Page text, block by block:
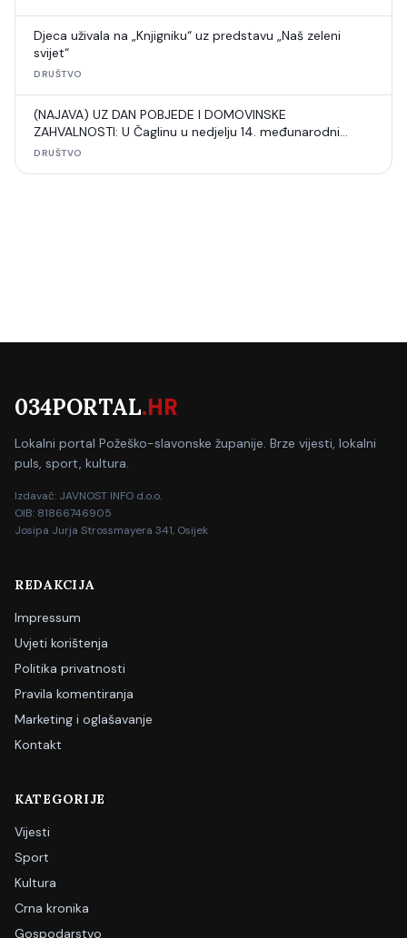
Djeca uživala na „Knjigniku“ uz predstavu „Naš zeleni
svijet“
DRUŠTVO
(NAJAVA) UZ DAN POBJEDE I DOMOVINSKE
ZAHVALNOSTI: U Čaglinu u nedjelju 14. međunarodni
šahovski turnir
DRUŠTVO
034PORTAL.HR
Lokalni portal Požeško-slavonske županije. Brze vijesti, lokalni
puls, sport, kultura.
Izdavač: JAVNOST INFO d.o.o.
OIB: 81866746905
Josipa Jurja Strossmayera 341, Osijek
REDAKCIJA
Impressum
Uvjeti korištenja
Politika privatnosti
Pravila komentiranja
Marketing i oglašavanje
Kontakt
KATEGORIJE
Vijesti
Sport
Kultura
Crna kronika
Gospodarstvo